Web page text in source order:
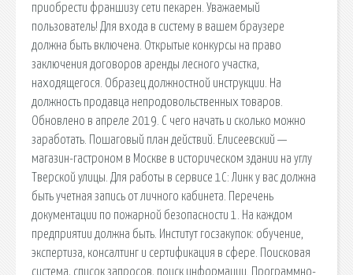
приобрести франшизу сети пекарен. Уважаемый
пользователь! Для входа в систему в вашем браузере
должна быть включена. Открытые конкурсы на право
заключения договоров аренды лесного участка,
находящегося. Образец должностной инструкции. На
должность продавца непродовольственных товаров.
Обновлено в апреле 2019. С чего начать и сколько можно
заработать. Пошаговый план действий. Елисеевский —
магазин-гастроном в Москве в историческом здании на углу
Тверской улицы. Для работы в сервисе 1С: Линк у вас должна
быть учетная запись от личного кабинета. Перечень
документации по пожарной безопасности 1. На каждом
предприятии должна быть. Институт госзакупок: обучение,
экспертиза, консалтинг и сертификация в сфере. Поисковая
сиcтема, список запросов, поиск информации. Программно-